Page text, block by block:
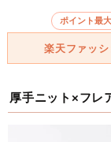
ポイント最
楽天ファッ
厚手ニット×フレ